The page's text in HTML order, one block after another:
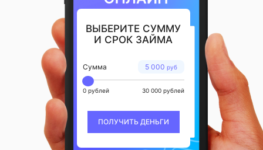
ВЫБЕРИТЕ СУММУ
И СРОК ЗАЙМА
5 000 руб
Сумма
0 рублей 30 000 рублей
ПОЛУЧИТЬ ДЕНЬГИ